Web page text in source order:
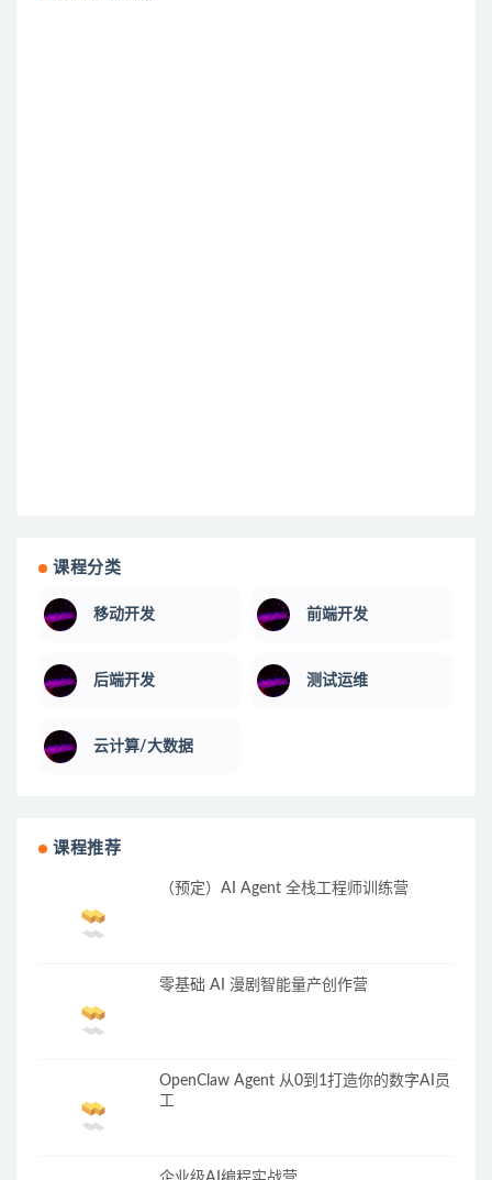
课程分类
移动开发 前端开发
后端开发 测试运维
云计算/大数据
课程推荐
（预定）AI Agent 全栈工程师训练营
零基础 AI 漫剧智能量产创作营
OpenClaw Agent 从0到1打造你的数字AI员